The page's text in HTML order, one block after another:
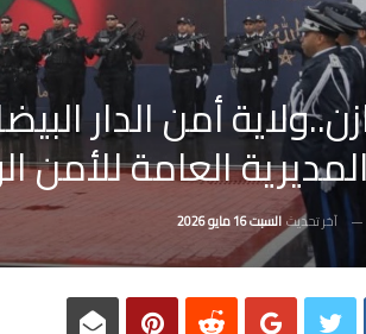
العامة للأمن
آخر تحديث السبت 16 مايو 2026